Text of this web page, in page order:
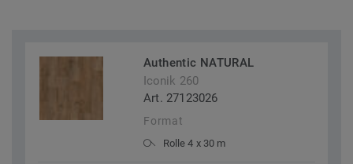
Authentic NATURAL
Iconik 260
Art. 27123026
Format
Rolle 4 x 30 m